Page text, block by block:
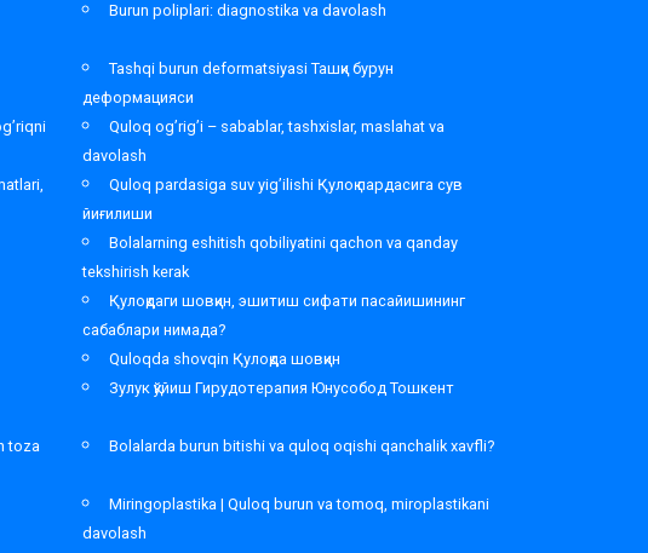
Burun poliplari: diagnostika va davolash
Tashqi burun deformatsiyasi Ташқи бурун
деформацияси
Quloq og’rig’i – sabablar, tashxislar, maslahat va
davolash
Quloq pardasiga suv yig’ilishi Қулоқ пардасига сув
йиғилиши
Bolalarning eshitish qobiliyatini qachon va qanday
tekshirish kerak
Қулоқдаги шовқин, эшитиш сифати пасайишининг
сабаблари нимада?
Quloqda shovqin Қулоқда шовқин
Зулук қўйиш Гирудотерапия Юнусобод Тошкент
toza
Bolalarda burun bitishi va quloq oqishi qanchalik xavfli?
Miringoplastika | Quloq burun va tomoq, miroplastikani
davolash